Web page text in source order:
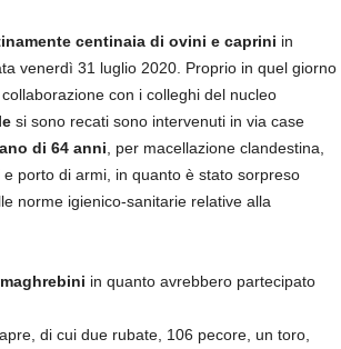
centinaia di ovini e caprini in
venerdì 31 luglio 2020. Proprio in quel giorno
collaborazione con i colleghi del nucleo
si sono recati sono intervenuti in via case
di 64 anni , per macellazione clandestina,
porto di armi, in quanto è stato sorpreso
norme igienico-sanitarie relative alla
in quanto avrebbero partecipato
di cui due rubate, 106 pecore, un toro,